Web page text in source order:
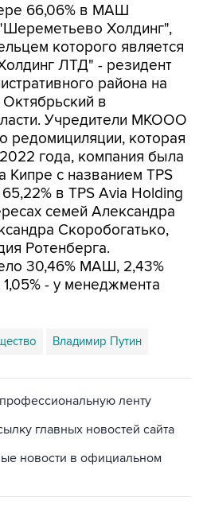
66,06% в МАШ
Холдинг",
которого является
ЛТД" - резидент
района на
в
Учредители МКООО
редомициляции, которая
года, компания была
Кипре с названием TPS
в TPS Avia Holding
семей Александра
Скоробогатько,
Ротенберга.
30,46% МАШ, 2,43%
1,05% - у менеджмента
Владимир Путин
ленту
главных новостей сайта
новости в официальном